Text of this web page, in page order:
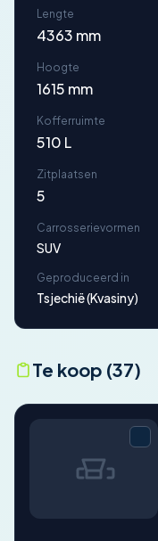
Lengte
4363 mm
Hoogte
1615 mm
Kofferruimte
510 L
Zitplaatsen
5
Carrosserievormen
SUV
Geproduceerd in
Tsjechië (Kvasiny)
Te koop (37)